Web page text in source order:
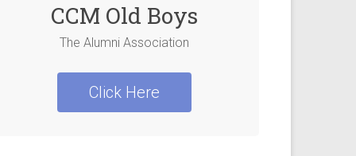
CCM Old Boys
The Alumni Association
Click Here